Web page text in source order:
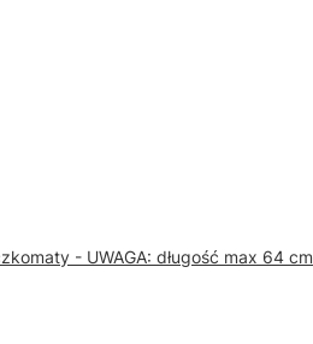
- UWAGA: długość max 64 cm